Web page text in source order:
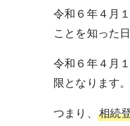
令和６年４月
ことを知った
令和６年４月
限となります。
つまり、 相続